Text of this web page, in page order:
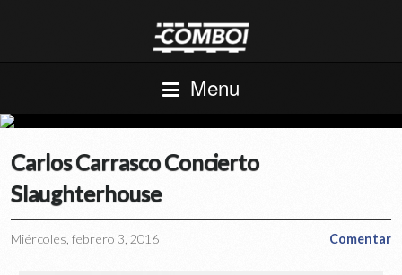
Menu
Carlos Carrasco Concierto
Slaughterhouse
Miércoles, febrero 3, 2016 Comentar